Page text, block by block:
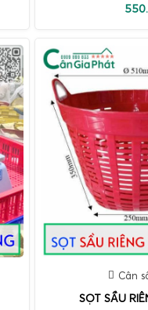
Cân
SỌT SẦU